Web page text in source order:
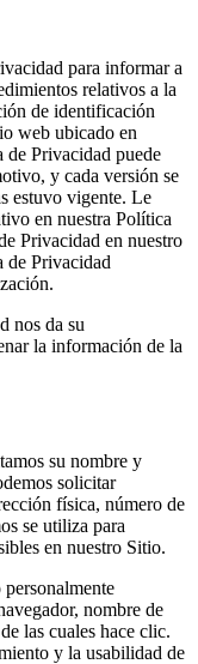
para informar a
relativos a la
de identificación
web ubicado en
Privacidad puede
y cada versión se
estuvo vigente. Le
en nuestra Política
Privacidad en nuestro
de Privacidad
nos da su
la información de la
su nombre y
solicitar
física, número de
se utiliza para
en nuestro Sitio.
nombre de
las cuales hace clic.
y la usabilidad de